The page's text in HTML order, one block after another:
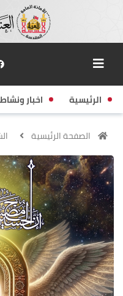
الرئيسية اخبار
الصفحة الرئيسية